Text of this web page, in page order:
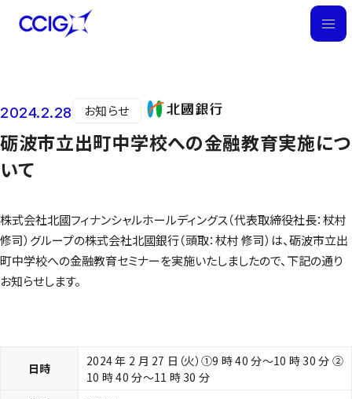
M
ニュース
2024.2.28 お知らせ
砺波市立出町中学校への金融教育実施につ
いて
株式会社北國フィナンシャルホールディングス（代表取締役社長：杖村
修司）グループの株式会社北國銀行（頭取：杖村 修司）は、砺波市立出
町中学校への金融教育セミナーを実施いたしましたので、下記の通り
お知らせします。
日時
2024 年 2 月 27 日（火）①9 時 40 分～10 時 30 分 ②
10 時 40 分～11 時 30 分